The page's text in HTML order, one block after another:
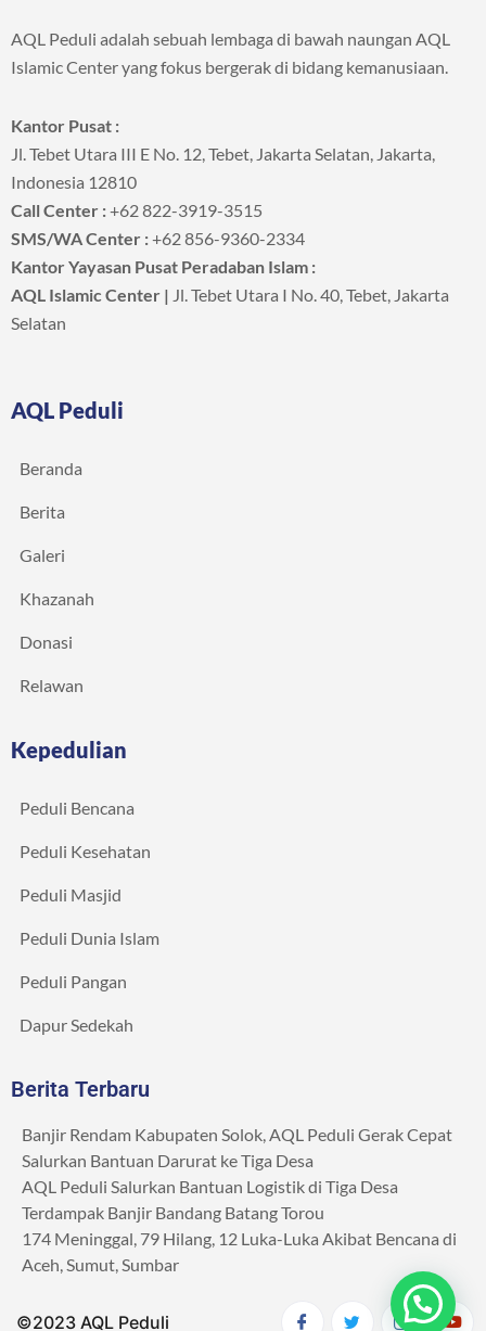
AQL Peduli adalah sebuah lembaga di bawah naungan AQL
Islamic Center yang fokus bergerak di bidang kemanusiaan.
Kantor Pusat :
Jl. Tebet Utara III E No. 12, Tebet, Jakarta Selatan, Jakarta,
Indonesia 12810
Call Center :+62 822-3919-3515
SMS/WA Center :+62 856-9360-2334
Kantor Yayasan Pusat Peradaban Islam :
AQL Islamic Center | Jl. Tebet Utara I No. 40, Tebet, Jakarta
Selatan
AQL Peduli
Beranda
Berita
Galeri
Khazanah
Donasi
Relawan
Kepedulian
Peduli Bencana
Peduli Kesehatan
Peduli Masjid
Peduli Dunia Islam
Peduli Pangan
Dapur Sedekah
Berita Terbaru
Banjir Rendam Kabupaten Solok, AQL Peduli Gerak Cepat
Salurkan Bantuan Darurat ke Tiga Desa
AQL Peduli Salurkan Bantuan Logistik di Tiga Desa
Terdampak Banjir Bandang Batang Torou
174 Meninggal, 79 Hilang, 12 Luka-Luka Akibat Bencana di
Aceh, Sumut, Sumbar
©2023 AQL Peduli